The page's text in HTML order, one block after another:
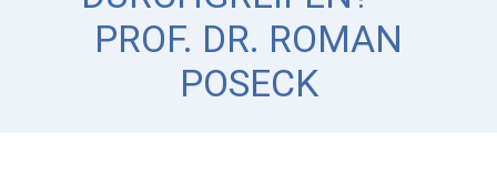
PROF. DR. ROMAN
POSECK